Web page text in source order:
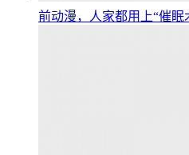
前动漫，人家都用上“催眠